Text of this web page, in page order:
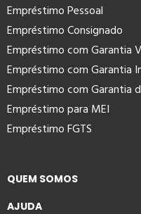
Empréstimo Pessoal
Empréstimo Consignado
Empréstimo com Garantia
Empréstimo com Garantia
Empréstimo com Garantia
Empréstimo para MEI
Empréstimo FGTS
QUEM SOMOS
AJUDA